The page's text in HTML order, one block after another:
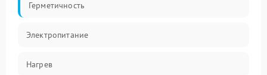
Герметичность
Электропитание
Нагрев